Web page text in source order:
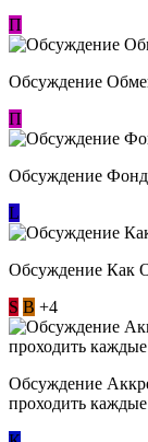
П
Обсуждение
П
Обсуждение Фонд
L
Обсуждение ​Как
S В +4
Обсуждение
проходить